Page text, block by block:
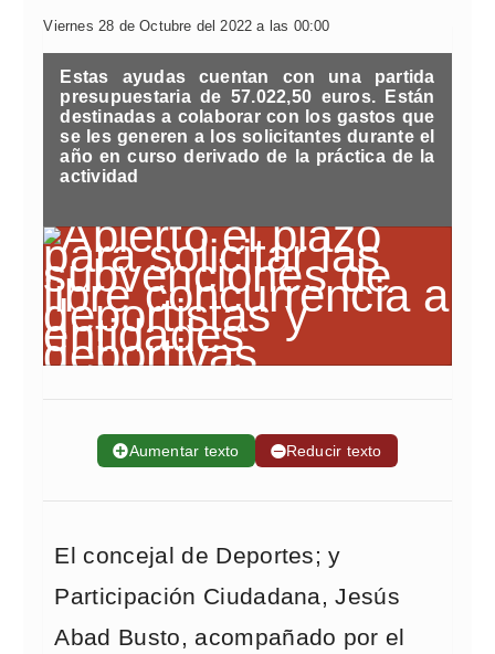
Viernes 28 de Octubre del 2022 a las 00:00
Estas ayudas cuentan con una partida
presupuestaria de 57.022,50 euros. Están
destinadas a colaborar con los gastos que
se les generen a los solicitantes durante el
año en curso derivado de la práctica de la
actividad
➕Aumentar texto ➖Reducir texto
El concejal de Deportes; y
Participación Ciudadana, Jesús
Abad Busto, acompañado por el